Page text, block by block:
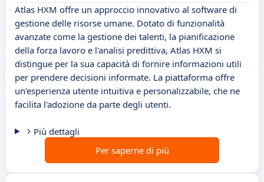
Atlas HXM offre un approccio innovativo al software di
gestione delle risorse umane. Dotato di funzionalità
avanzate come la gestione dei talenti, la pianificazione
della forza lavoro e l'analisi predittiva, Atlas HXM si
distingue per la sua capacità di fornire informazioni utili
per prendere decisioni informate. La piattaforma offre
un'esperienza utente intuitiva e personalizzabile, che ne
facilita l'adozione da parte degli utenti.
Più dettagli
Per saperne di più